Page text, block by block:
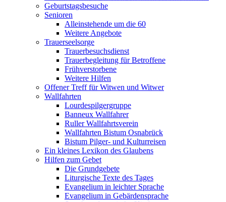
Geburtstagsbesuche
Senioren
Alleinstehende um die 60
Weitere Angebote
Trauerseelsorge
Trauerbesuchsdienst
Trauerbegleitung für Betroffene
Frühverstorbene
Weitere Hilfen
Offener Treff für Witwen und Witwer
Wallfahrten
Lourdespilgergruppe
Banneux Wallfahrer
Ruller Wallfahrtsverein
Wallfahrten Bistum Osnabrück
Bistum Pilger- und Kulturreisen
Ein kleines Lexikon des Glaubens
Hilfen zum Gebet
Die Grundgebete
Liturgische Texte des Tages
Evangelium in leichter Sprache
Evangelium in Gebärdensprache